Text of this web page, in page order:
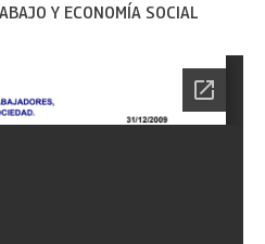
Y ECONOMÍA SOCIAL